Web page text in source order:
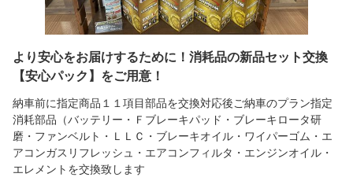
より安心をお届けするために！消耗品の新品セット交換
【安心パック】をご用意！
納車前に指定商品１１項目部品を交換対応後ご納車のプラン指定
消耗部品（バッテリー・Ｆブレーキパッド・ブレーキロータ研
磨・ファンベルト・ＬＬＣ・ブレーキオイル・ワイパーゴム・エ
アコンガスリフレッシュ・エアコンフィルタ・エンジンオイル・
エレメントを交換致します